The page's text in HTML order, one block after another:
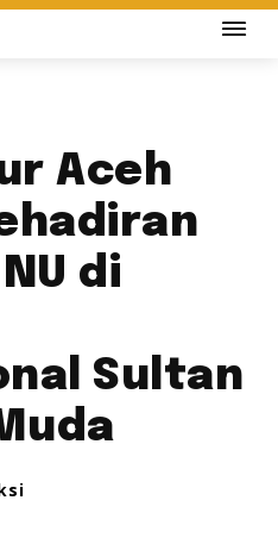
Aceh
di
Sultan